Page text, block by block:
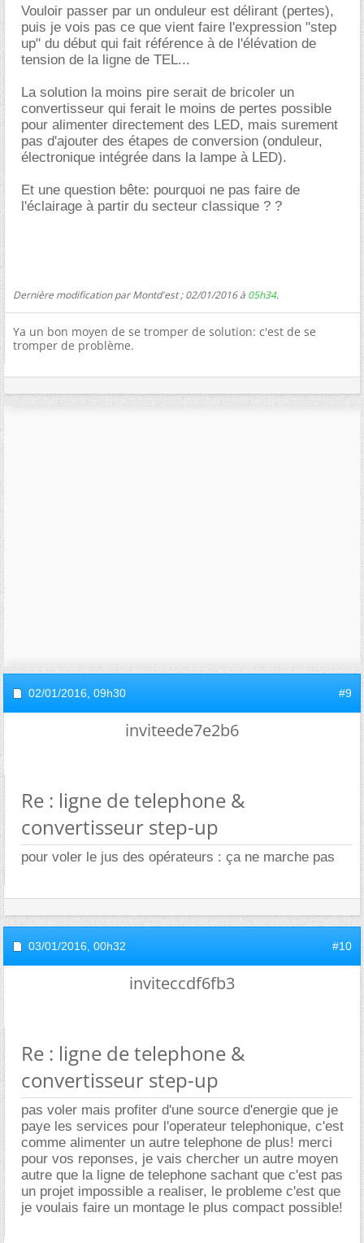
Vouloir passer par un onduleur est délirant (pertes),
puis je vois pas ce que vient faire l'expression "step
up" du début qui fait référence à de l'élévation de
tension de la ligne de TEL...
La solution la moins pire serait de bricoler un
convertisseur qui ferait le moins de pertes possible
pour alimenter directement des LED, mais surement
pas d'ajouter des étapes de conversion (onduleur,
électronique intégrée dans la lampe à LED).
Et une question bête: pourquoi ne pas faire de
l'éclairage à partir du secteur classique ? ?
Dernière modification par Montd'est ; 02/01/2016 à 05h34.
Ya un bon moyen de se tromper de solution: c'est de se
tromper de problème.
02/01/2016, 09h30 #9
inviteede7e2b6
Re : ligne de telephone &
convertisseur step-up
pour voler le jus des opérateurs : ça ne marche pas
03/01/2016, 00h32 #10
inviteccdf6fb3
Re : ligne de telephone &
convertisseur step-up
pas voler mais profiter d'une source d'energie que je
paye les services pour l'operateur telephonique, c'est
comme alimenter un autre telephone de plus! merci
pour vos reponses, je vais chercher un autre moyen
autre que la ligne de telephone sachant que c'est pas
un projet impossible a realiser, le probleme c'est que
je voulais faire un montage le plus compact possible!